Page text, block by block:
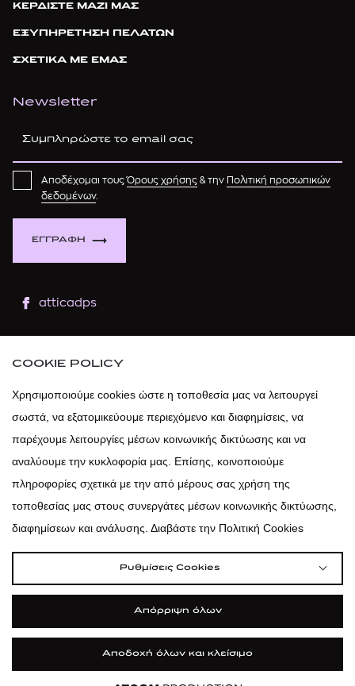
ΚΕΡΔΙΣΤΕ ΜΑΖΙ ΜΑΣ
ΕΞΥΠΗΡΕΤΗΣΗ ΠΕΛΑΤΩΝ
ΣΧΕΤΙΚΑ ΜΕ ΕΜΑΣ
Newsletter
ΕΓΓΡΑΦΗ
Αποδέχομαι τουςΌρους χρήσης & την Πολιτική προσωπικών
δεδομένων.
atticadps
atticadps
| Πολιτική Cookies | Κώδικας Δεοντολογίας
Προστασία Προσωπικών Δεδομένων
COOKIE POLICY
Χρησιμοποιούμε cookies ώστε η τοποθεσία μας να λειτουργεί
σωστά, να εξατομικεύουμε περιεχόμενο και διαφημίσεις, να
παρέχουμε λειτουργίες μέσων κοινωνικής δικτύωσης και να
αναλύουμε την κυκλοφορία μας. Επίσης, κοινοποιούμε
πληροφορίες σχετικά με την από μέρους σας χρήση της
τοποθεσίας μας στους συνεργάτες μέσων κοινωνικής δικτύωσης,
διαφημίσεων και ανάλυσης. Διαβάστε την Πολιτική Cookies
Ρυθμίσεις Cookies
Απόρριψη όλων
Αποδοχή όλων και κλείσιμο